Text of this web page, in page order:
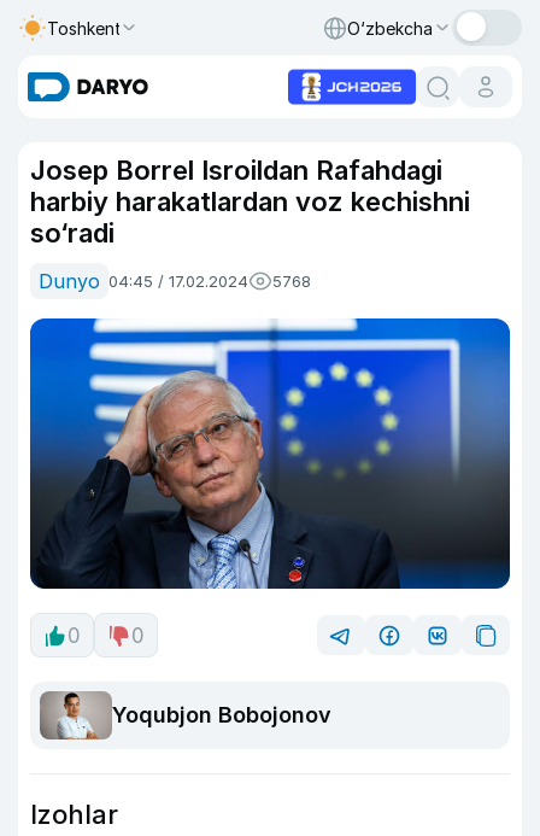
Toshkent O‘zbekcha
Josep Borrel Isroildan Rafahdagi
harbiy harakatlardan voz kechishni
so‘radi
Dunyo 04:45 / 17.02.2024 5768
0 0
Yoqubjon Bobojonov
Izohlar